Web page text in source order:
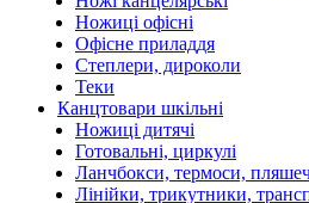
Ножиці офісні
Офісне приладдя
Степлери, дироколи
Теки
Канцтовари шкільні
Ножиці дитячі
Готовальні, циркулі
Ланчбокси, термоси,
Лінійки, трикутники,